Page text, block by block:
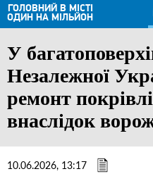
ГОЛОВНИЙ В МІСТІ
ОДИН НА МІЛЬЙОН
У
Незалежної
ремонт
внаслідок
10.06.2026, 13:17